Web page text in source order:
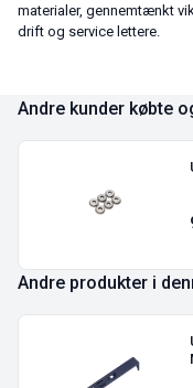
materialer, gennemtænkt
drift og service lettere.
Andre kunder købte
Andre produkter i